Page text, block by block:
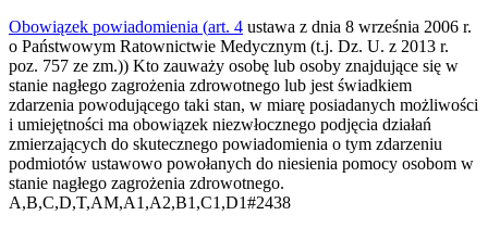
Obowiązek powiadomienia (art. 4 ustawa z dnia 8 września 2006 r.
o Państwowym Ratownictwie Medycznym (t.j. Dz. U. z 2013 r.
poz. 757 ze zm.)) Kto zauważy osobę lub osoby znajdujące się w
stanie nagłego zagrożenia zdrowotnego lub jest świadkiem
zdarzenia powodującego taki stan, w miarę posiadanych możliwości
i umiejętności ma obowiązek niezwłocznego podjęcia działań
zmierzających do skutecznego powiadomienia o tym zdarzeniu
podmiotów ustawowo powołanych do niesienia pomocy osobom w
stanie nagłego zagrożenia zdrowotnego.
A,B,C,D,T,AM,A1,A2,B1,C1,D1#2438